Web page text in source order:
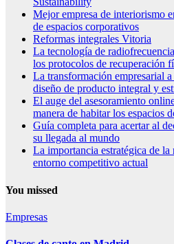
Mejor empresa de interiorismo
de espacios corporativos
Reformas integrales Vitoria
La tecnología de
los protocolos de recuperación
La transformación empresarial
diseño de producto integral y
El auge del asesoramiento
manera de habitar los espacios
Guía completa para acertar al
su llegada al mundo
La importancia estratégica de
entorno competitivo actual
You missed
Empresas